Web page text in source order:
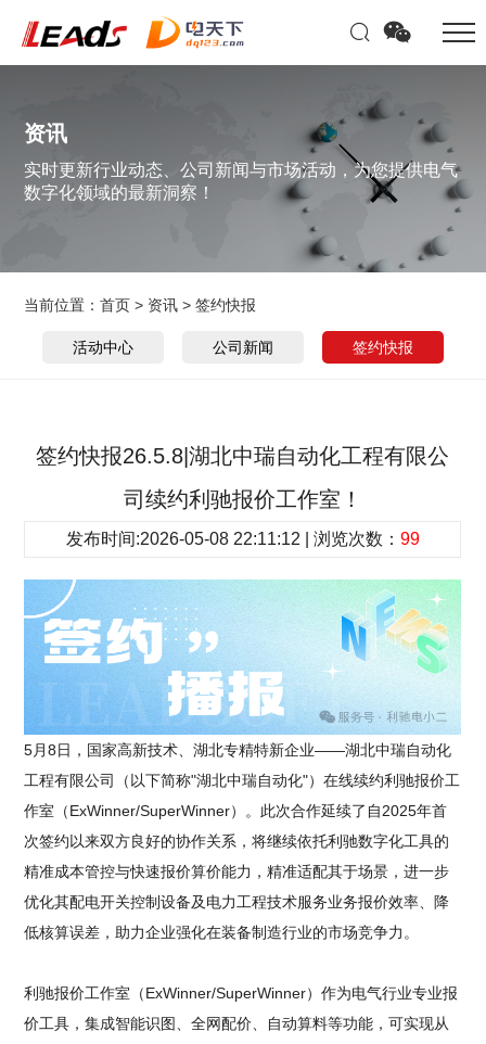
资讯
实时更新行业动态、公司新闻与市场活动，为您提供电气
数字化领域的最新洞察！
当前位置：首页 > 资讯 >签约快报
活动中心 公司新闻 签约快报
签约快报26.5.8|湖北中瑞自动化工程有限公
司续约利驰报价工作室！
发布时间:2026-05-08 22:11:12 | 浏览次数： 99
5月8日，国家高新技术、湖北专精特新企业——湖北中瑞自动化
工程有限公司（以下简称"湖北中瑞自动化"）在线续约利驰报价工
作室（ExWinner/SuperWinner）。此次合作延续了自2025年首
次签约以来双方良好的协作关系，将继续依托利驰数字化工具的
精准成本管控与快速报价算价能力，精准适配其于场景，进一步
优化其配电开关控制设备及电力工程技术服务业务报价效率、降
低核算误差，助力企业强化在装备制造行业的市场竞争力。
利驰报价工作室（ExWinner/SuperWinner）作为电气行业专业报
价工具，集成智能识图、全网配价、自动算料等功能，可实现从